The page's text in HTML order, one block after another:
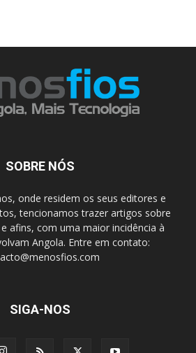
SOBRE NÓS
onde residem os seus editores e
tencionamos trazer artigos sobre
afins, com uma maior incidência à
Angola. Entre em contato:
SIGA-NOS